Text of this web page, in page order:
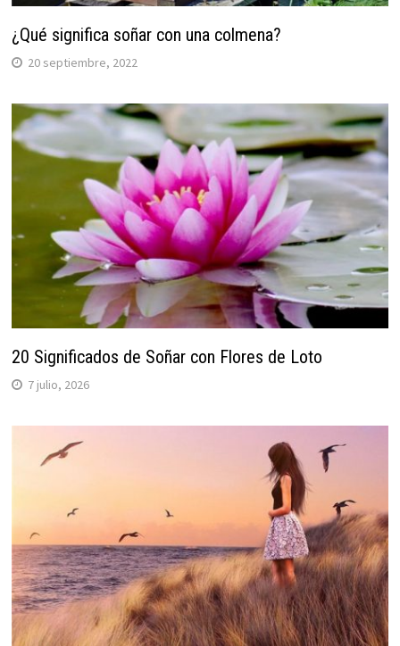
¿Qué significa soñar con una colmena?
20 septiembre, 2022
20 Significados de Soñar con Flores de Loto
7 julio, 2026